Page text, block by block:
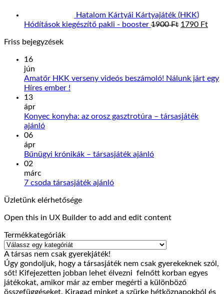
Hatalom Kártyái Kártyajáték (HKK)
Hódítások kiegészítő pakli - booster 1900Ft Original
1790 Ft
Friss bejegyzések
16
jún
Amatőr HKK verseny videós beszámoló! Nálunk járt egy
Híres ember !
Amatőr
beszámoló!
egy
ember
bejegyzéshez
13
ápr
Konyec konyha: az orosz gasztrotúra – társasjáték
ajánlóNincs
Konyec
orosz
–
ajánló
06
ápr
Bűnügyi krónikák – társasjáték ajánlóNincs
ajánló
02
márc
7 csoda társasjáték ajánlóNincs
csoda
ajánló
bejegyzéshez
Üzletünk elérhetősége
Open this in UX Builder to add and edit content
Termékkategóriák
A társas nem csak gyerekjáték!
Úgy gondoljuk, hogy a társasjáték nem csak gyerekeknek szól,
sőt! Kifejezetten jobban lehet élvezni felnőtt korban egyes
játékokat, amikor már az ember megérti a különböző
összefüggéseket. Kiragad minket a szürke hétköznapokból és